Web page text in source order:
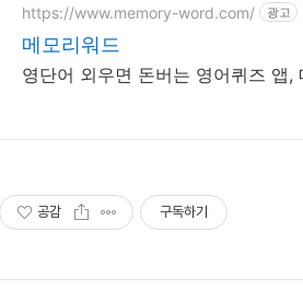
https://www.memory-word.com/ 광고
메모리워드
영단어 외우면 돈버는 영어퀴즈 앱
공감 구독하기